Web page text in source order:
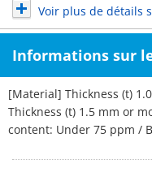
Voir plus de détails
Informations sur
[Material] Thickness (t)
Thickness (t) 1.5 mm or
content: Under 75 ppm /